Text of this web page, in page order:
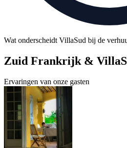
Wat onderscheidt VillaSud bij de
Zuid Frankrijk &
Ervaringen van onze gasten